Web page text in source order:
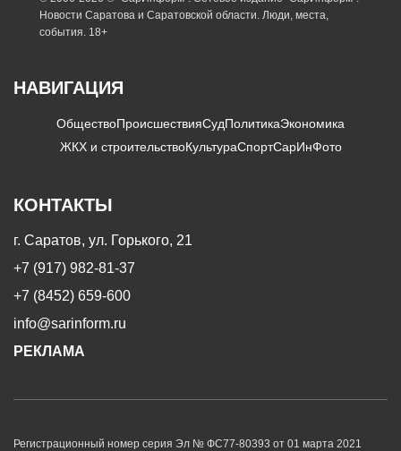
Новости Саратова и Саратовской области. Люди, места,
события. 18+
НАВИГАЦИЯ
ОбществоПроисшествияСудПолитикаЭкономика
ЖКХ и строительствоКультураСпортСарИнФото
КОНТАКТЫ
г. Саратов, ул. Горького, 21
+7 (917) 982-81-37
+7 (8452) 659-600
info@sarinform.ru
РЕКЛАМА
Регистрационный номер серия Эл № ФС77-80393 от 01 марта 2021